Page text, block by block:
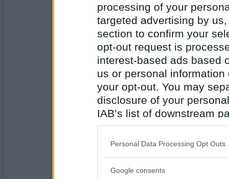
processing of your
targeted advertising by
section to confirm your
opt-out request is
interest-based ads based
us or personal
your opt-out. You may
disclosure of your
IAB’s list of downstream
also be disclosed by us
Downstream Participants
Please note that this
Personal Data Processing Opt Outs
Google consents
Antal inlägg: 66
Antal inlägg: 409
Bananlikör och kokosparfymer av
Henrux2 - Ej medlem längre